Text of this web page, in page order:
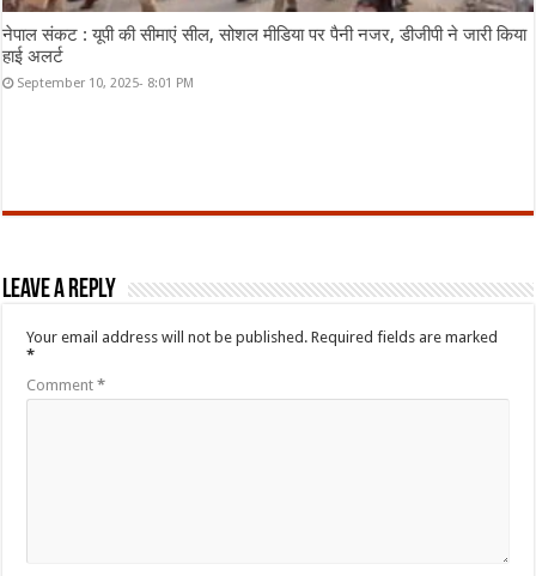
नेपाल संकट : यूपी की सीमाएं सील, सोशल मीडिया पर पैनी नजर, डीजीपी ने जारी किया
हाई अलर्ट
September 10, 2025- 8:01 PM
Leave a Reply
Your email address will not be published. Required fields are marked
*
Comment*